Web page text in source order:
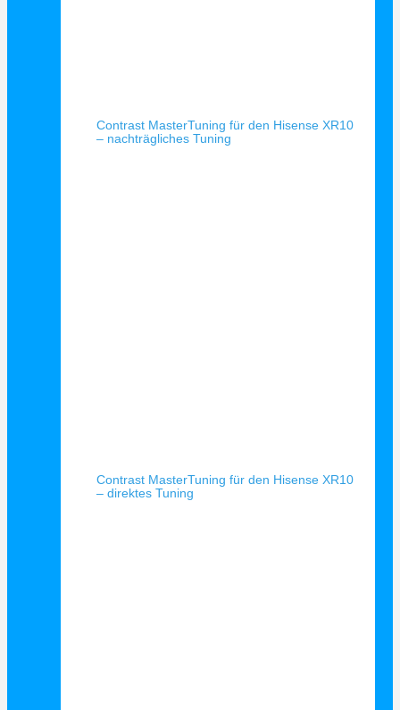
Contrast MasterTuning für den Hisense XR10
– nachträgliches Tuning
Contrast MasterTuning für den Hisense XR10
– direktes Tuning